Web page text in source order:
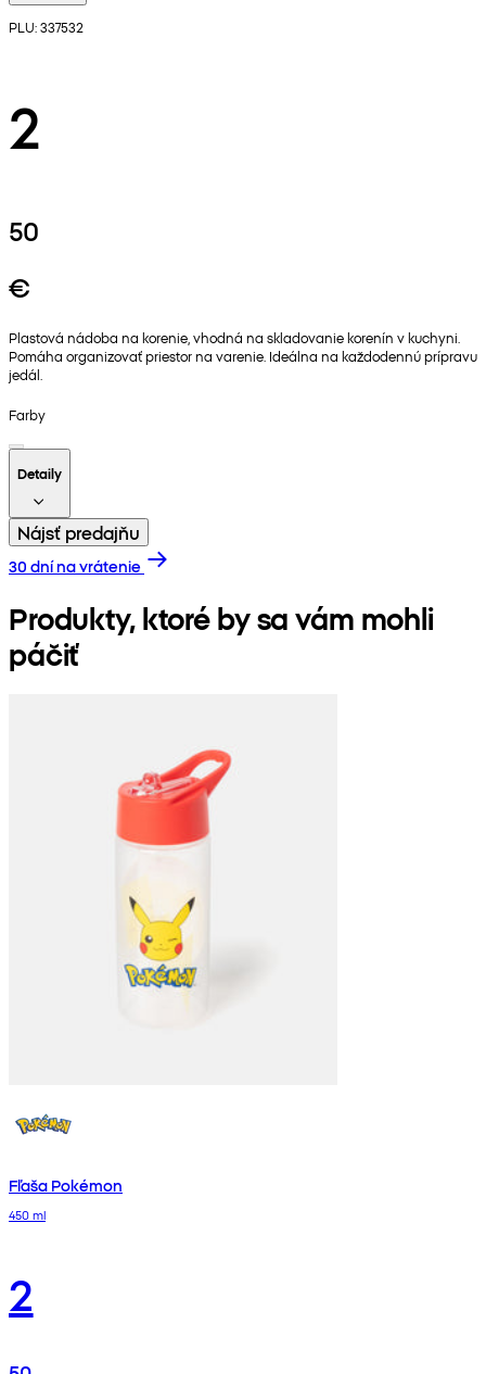
PLU: 337532
2
50
€
Plastová nádoba na korenie, vhodná na skladovanie korenín v kuchyni.
Pomáha organizovať priestor na varenie. Ideálna na každodennú prípravu
jedál.
Farby
Detaily
Nájsť predajňu
30 dní na vrátenie
Produkty, ktoré by sa vám mohli
páčiť
Fľaša Pokémon
450 ml
2